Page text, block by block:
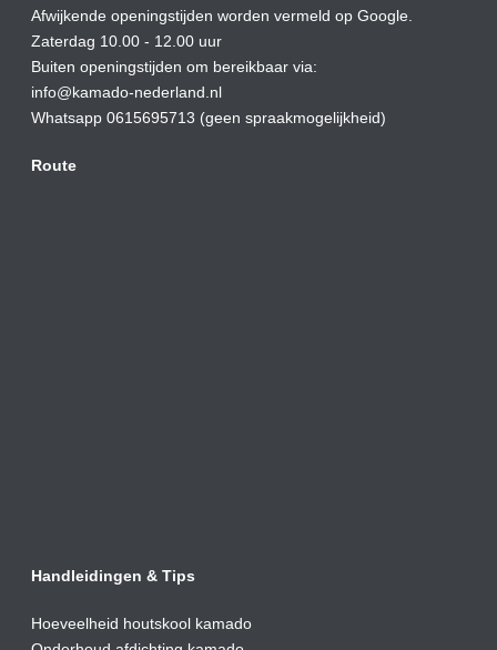
Afwijkende openingstijden worden vermeld op Google.
Zaterdag 10.00 - 12.00 uur
Buiten openingstijden om bereikbaar via:
info@kamado-nederland.nl
Whatsapp 0615695713 (geen spraakmogelijkheid)
Route
Handleidingen & Tips
Hoeveelheid houtskool kamado